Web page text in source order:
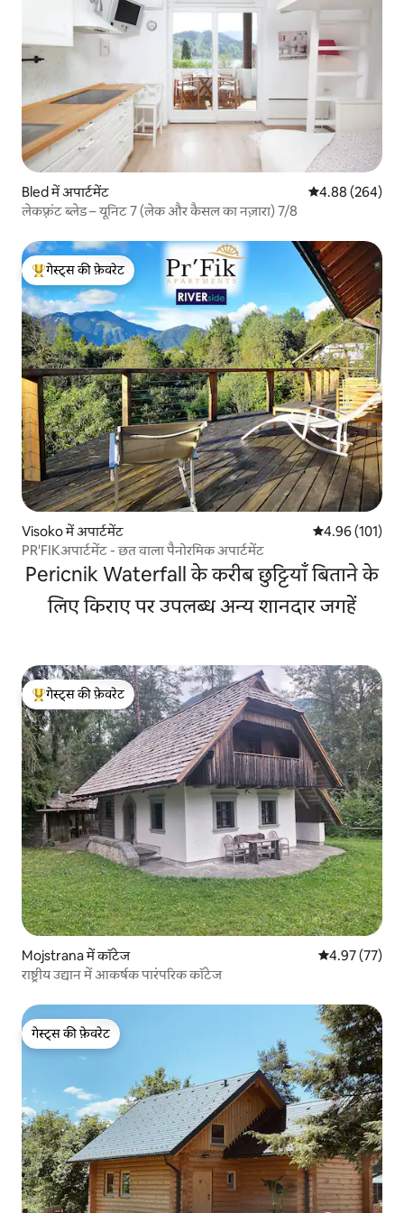
Bled में अपार्टमेंट औसत रेटिंग 5 में से
4.88 (264)
लेकफ़्रंट ब्लेड – यूनिट 7 (लेक और कैसल का नज़ारा) 7/8
गेस्ट्स का टॉप फ़ेवरेट
गेस्ट्स की फ़ेवरेट
Visoko में अपार्टमेंट औसत रेटिंग 5 में से
4.96 (101)
PR'FIKअपार्टमेंट - छत वाला पैनोरमिक अपार्टमेंट
Pericnik Waterfall के करीब छुट्टियाँ बिताने के
लिए किराए पर उपलब्ध अन्य शानदार जगहें
गेस्ट्स का टॉप फ़ेवरेट
गेस्ट्स की फ़ेवरेट
Mojstrana में कॉटेज औसत रेटिंग 5 में
4.97 (77)
राष्ट्रीय उद्यान में आकर्षक पारंपरिक कॉटेज
गेस्ट्स की फ़ेवरेट
गेस्ट्स की फ़ेवरेट